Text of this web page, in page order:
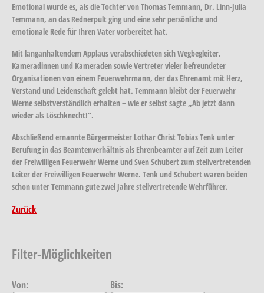
Emotional wurde es, als die Tochter von Thomas Temmann, Dr. Linn-Julia
Temmann, an das Rednerpult ging und eine sehr persönliche und
emotionale Rede für Ihren Vater vorbereitet hat.
Mit langanhaltendem Applaus verabschiedeten sich Wegbegleiter,
Kameradinnen und Kameraden sowie Vertreter vieler befreundeter
Organisationen von einem Feuerwehrmann, der das Ehrenamt mit Herz,
Verstand und Leidenschaft gelebt hat. Temmann bleibt der Feuerwehr
Werne selbstverständlich erhalten – wie er selbst sagte „Ab jetzt dann
wieder als Löschknecht!“.
Abschließend ernannte Bürgermeister Lothar Christ Tobias Tenk unter
Berufung in das Beamtenverhältnis als Ehrenbeamter auf Zeit zum Leiter
der Freiwilligen Feuerwehr Werne und Sven Schubert zum stellvertretenden
Leiter der Freiwilligen Feuerwehr Werne. Tenk und Schubert waren beiden
schon unter Temmann gute zwei Jahre stellvertretende Wehrführer.
Zurück
Filter-Möglichkeiten
Von: Bis: